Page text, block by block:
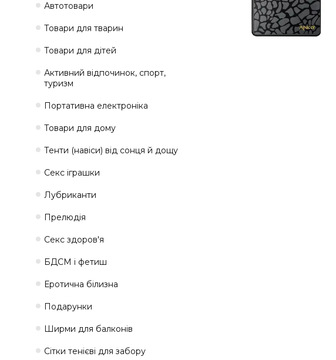
Автотовари
Товари для тварин
Товари для дітей
Активний відпочинок, спорт,
туризм
Портативна електроніка
Товари для дому
Тенти (навіси) від сонця й дощу
Секс іграшки
Лубриканти
Прелюдія
Секс здоров'я
БДСМ і фетиш
Еротична білизна
Подарунки
Ширми для балконів
Сітки тенієві для забору